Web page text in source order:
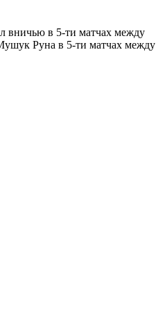
вничью в 5-ти матчах между
Руна в 5-ти матчах между